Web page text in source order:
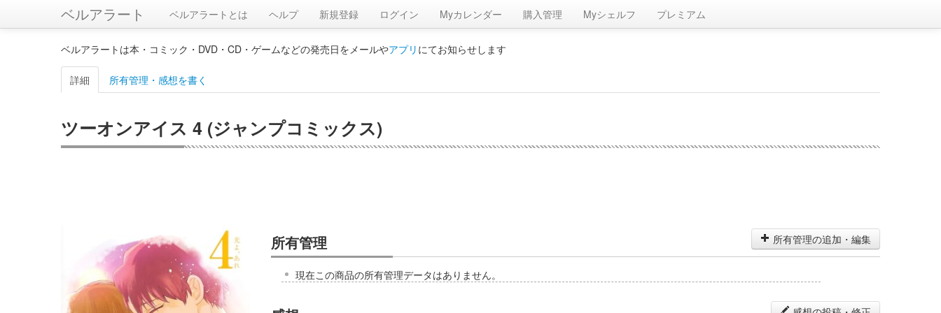
ベルアラート ベルアラートとは ヘルプ 新規登録 ログイン Myカレンダー 購入管理 Myシェルフ プレミアム
ベルアラートは本・コミック・DVD・CD・ゲームなどの発売日をメールやアプリ にてお知らせします
詳細 所有管理・感想を書く
ツーオンアイス 4 (ジャンプコミックス)
所有管理 所有管理の追加・編集
現在この商品の所有管理データはありません。